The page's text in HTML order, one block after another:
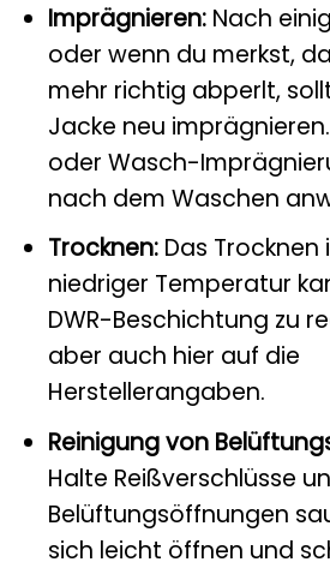
Imprägnieren:Nach
oder wenn du merkst,
mehr richtig abperlt,
Jacke neu
oder Wasch-
nach dem Waschen
Trocknen:Das Trocknen
niedriger Temperatur
DWR-Beschichtung zu
aber auch hier auf die
Herstellerangaben.
Reinigung von
Halte Reißverschlüsse
Belüftungsöffnungen
sich leicht öffnen und